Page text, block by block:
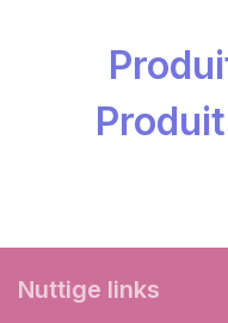
​Nuttige links